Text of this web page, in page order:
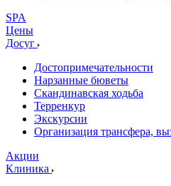
SPA
Цены
Досуг
Достопримечательности
Нарзанные бюветы
Скандинавская ходьба
Терренкур
Экскурсии
Организация трансфера,
Акции
Клиника